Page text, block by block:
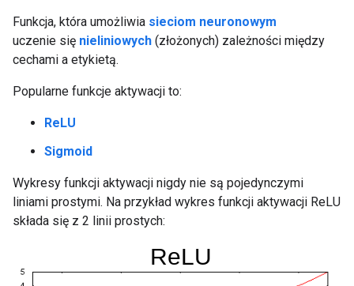
Funkcja, która umożliwia sieciom neuronowym
uczenie się nieliniowych (złożonych) zależności między
cechami a etykietą.
Popularne funkcje aktywacji to:
ReLU
Sigmoid
Wykresy funkcji aktywacji nigdy nie są pojedynczymi
liniami prostymi. Na przykład wykres funkcji aktywacji ReLU
składa się z 2 linii prostych: